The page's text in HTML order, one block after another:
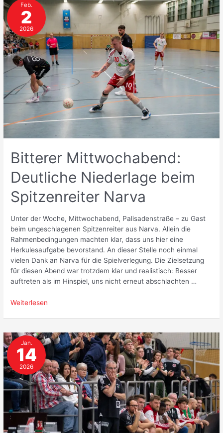
den
BTV
Feb.
2
2026
Bitterer Mittwochabend:
Deutliche Niederlage beim
Spitzenreiter Narva
Unter der Woche, Mittwochabend, Palisadenstraße – zu Gast
beim ungeschlagenen Spitzenreiter aus Narva. Allein die
Rahmenbedingungen machten klar, dass uns hier eine
Herkulesaufgabe bevorstand. An dieser Stelle noch einmal
vielen Dank an Narva für die Spielverlegung. Die Zielsetzung
für diesen Abend war trotzdem klar und realistisch: Besser
auftreten als im Hinspiel, uns nicht erneut abschlachten …
Bitterer
Niederlage
beim
Spitzenreiter
Narva
Weiterlesen
Jan.
14
2026